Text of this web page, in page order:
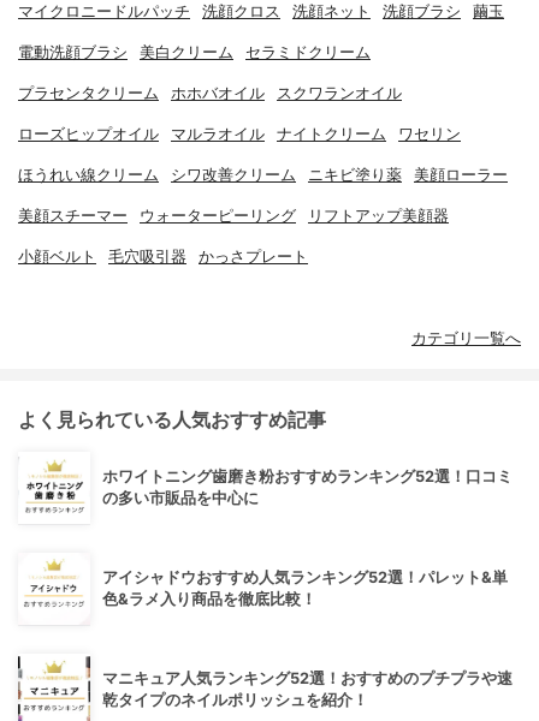
マイクロニードルパッチ 洗顔クロス 洗顔ネット 洗顔ブラシ 繭玉
電動洗顔ブラシ 美白クリーム セラミドクリーム
プラセンタクリーム ホホバオイル スクワランオイル
ローズヒップオイル マルラオイル ナイトクリーム ワセリン
ほうれい線クリーム シワ改善クリーム ニキビ塗り薬 美顔ローラー
美顔スチーマー ウォーターピーリング リフトアップ美顔器
小顔ベルト 毛穴吸引器 かっさプレート
カテゴリ一覧へ
よく見られている人気おすすめ記事
ホワイトニング歯磨き粉おすすめランキング52選！口コミ
の多い市販品を中心に
アイシャドウおすすめ人気ランキング52選！パレット&単
色&ラメ入り商品を徹底比較！
マニキュア人気ランキング52選！おすすめのプチプラや速
乾タイプのネイルポリッシュを紹介！